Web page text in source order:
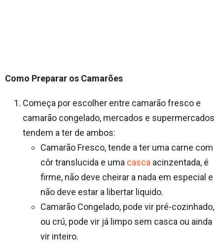
Como Preparar os Camarões
Começa por escolher entre camarão fresco e
camarão congelado, mercados e supermercados
tendem a ter de ambos:
Camarão Fresco, tende a ter uma carne com
côr translucida e uma casca acinzentada, é
firme, não deve cheirar a nada em especial e
não deve estar a libertar liquido.
Camarão Congelado, pode vir pré-cozinhado,
ou crú, pode vir já limpo sem casca ou ainda
vir inteiro.